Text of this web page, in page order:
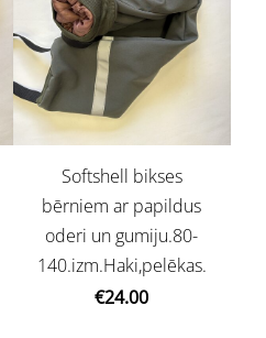
Softshell bikses
bērniem ar papildus
oderi un gumiju.80-
140.izm.Haki,pelēkas.
€24.00